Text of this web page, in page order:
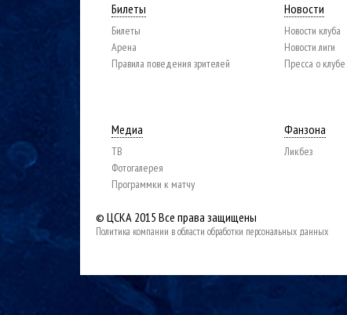
Билеты
Билеты
Арена
Правила поведения зрителей
Новости
Новости клуба
Новости лиги
Пресса о клубе
Медиа
ТВ
Фотогалерея
Программки к матчу
Фанзона
Ликбез
© ЦСКА 2015 Все права защищены
Политика компании в области обработки персональных данных